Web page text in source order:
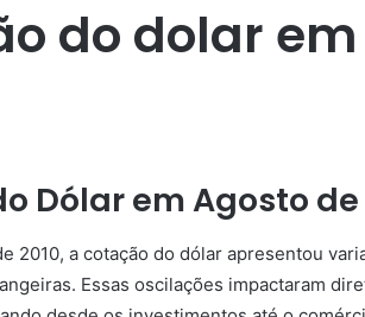
do dolar
Dólar em Agosto de
2010, a cotação do dólar apresentou
Essas oscilações impactaram